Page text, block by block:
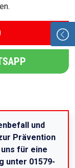
und
Prävention
für eine
unter 01579-